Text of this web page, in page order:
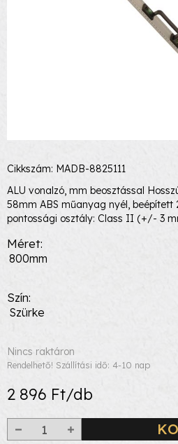
Cikkszám: MADB-8825111
ALU vonalzó, mm beosztással
58mm ABS műanyag nyél, beépített
pontossági osztály: Class II (+/- 3
Méret
800mm
Szín
Szürke
Nincs raktáron
Rendelhető! Szállítási idő: 4-10 nap
2 896 Ft/db